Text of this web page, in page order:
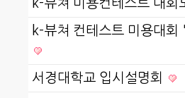
k-뷰쳐 미용컨테스트 대회
k-뷰쳐 컨테스트 미용대
서경대학교 입시설명회